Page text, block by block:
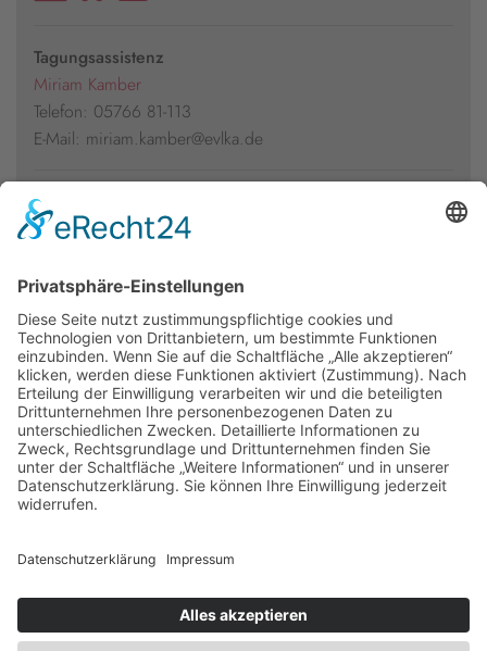
Tagungsassistenz
Miriam Kamber
Telefon: 05766 81-113
E-Mail: miriam.kamber@evlka.de
Presseakkreditierung
Florian Kühl
E-Mail: florian.kuehl@evlka.de
Newsletter
Presse
Anfahrt
Partner
Schutzkonzept
Datenschutz
Impressum